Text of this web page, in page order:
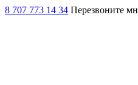
8 707 773 14 34 Перезвоните